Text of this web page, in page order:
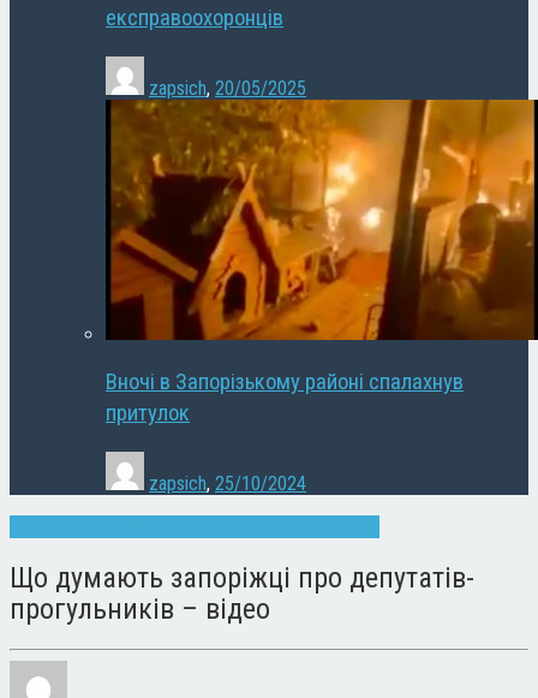
експравоохоронців
zapsich, 20/05/2025
Вночі в Запорізькому районі спалахнув
притулок
zapsich, 25/10/2024
Що думають запоріжці про депутатів-
прогульників – відео